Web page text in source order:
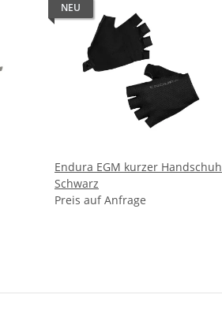
NEU
Endura EGM kurzer Handschuh
Schwarz
Preis auf Anfrage